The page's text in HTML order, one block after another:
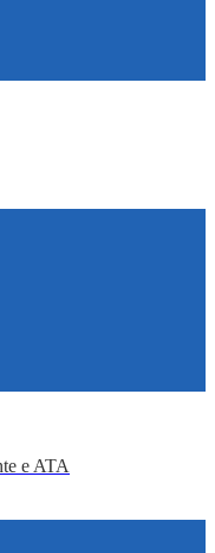
e ATA